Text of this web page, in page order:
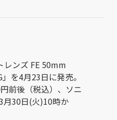
レンズ FE 50mm
を4月23日に発売。
前後（税込）、ソニ
月30日(火)10時か